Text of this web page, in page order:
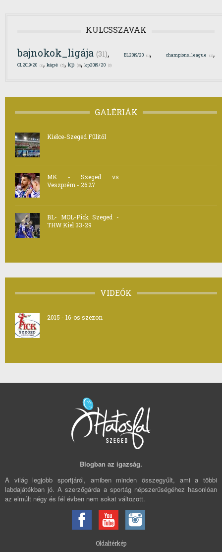
KULCSSZAVAK
bajnokok_ligája (31), BL2019/20 (1), champions_league (2),
CL2019/20 (1), kápé (5), kp (8), kp2019/20 (3)
GALÉRIÁK
Kielce-Szeged Fülitől
MK - Szeged vs
Veszprém - 26:27
BL- MOL-Pick Szeged -
THW Kiel 33-29
VIDEÓK
2015 - 16-os szezon
Blogban az igazság.
A világ legjobb sportjáról, amiben minden összegyűlt, ami a többi
labdajátékban jó. A szerzőgárda a sportág népszerűségéhez hasonlóan
az elmúlt négy és fél évben nem sokat változott.
Oldaltérkép